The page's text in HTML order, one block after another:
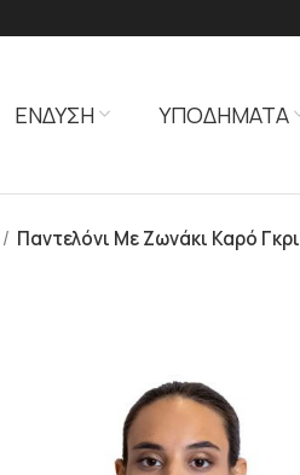
ΕΝΔΥΣΗ ΥΠΟΔΗΜΑΤΑ
Παντελόνι Με Ζωνάκι Καρό Γκρι